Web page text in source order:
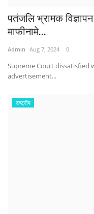
पतंजलि भ्रामक
माफीनामे...
Admin Aug 7, 2024 0
Supreme Court dissatisfied
advertisement...
राष्ट्रीय